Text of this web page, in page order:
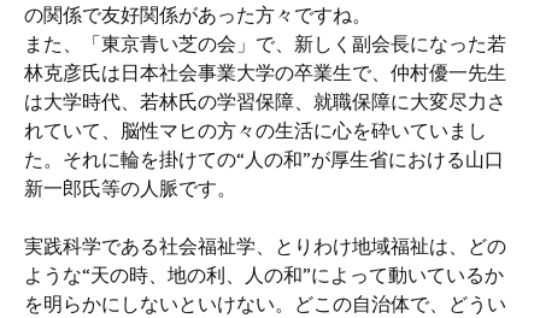
の関係で友好関係があった方々ですね。
また、「東京青い芝の会」で、新しく副会長になった若
林克彦氏は日本社会事業大学の卒業生で、仲村優一先生
は大学時代、若林氏の学習保障、就職保障に大変尽力さ
れていて、脳性マヒの方々の生活に心を砕いていまし
た。それに輪を掛けての“人の和”が厚生省における山口
新一郎氏等の人脈です。
実践科学である社会福祉学、とりわけ地域福祉は、どの
ような“天の時、地の利、人の和”によって動いているか
を明らかにしないといけない。どこの自治体で、どうい